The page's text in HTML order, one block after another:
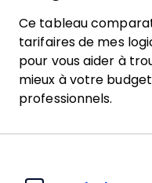
Ce tableau
tarifaires de mes
pour vous aider à
mieux à votre
professionnels.